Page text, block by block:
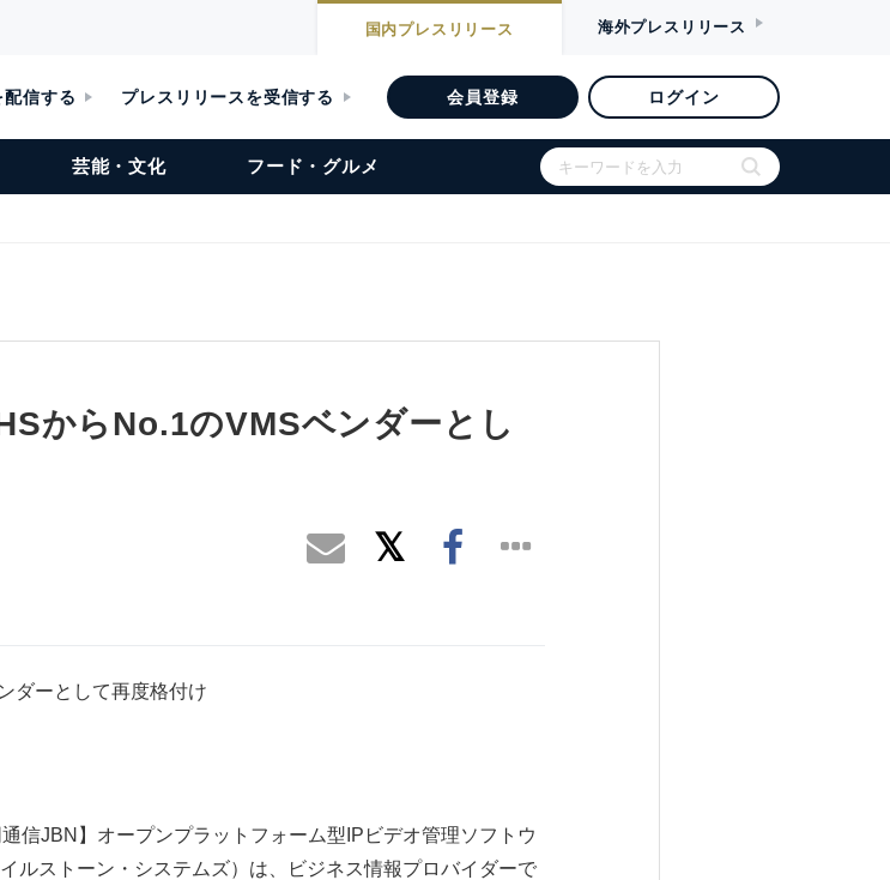
国内プレスリリース 海外プレスリリース
配信する プレスリリースを受信する 会員登録 ログイン
芸能・文化 フード・グルメ
からNo.1のVMSベンダーとし
ダーとして再度格付け
信JBN】オープンプラットフォーム型IPビデオ管理ソフトウ
ルストーン・システムズ）は、ビジネス情報プロバイダーで